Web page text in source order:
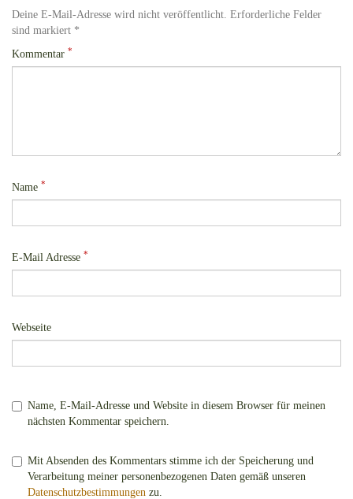
Deine E-Mail-Adresse wird nicht veröffentlicht. Erforderliche Felder
sind markiert *
Kommentar *
Name *
E-Mail Adresse *
Webseite
Name, E-Mail-Adresse und Website in diesem Browser für meinen
nächsten Kommentar speichern.
Mit Absenden des Kommentars stimme ich der Speicherung und
Verarbeitung meiner personenbezogenen Daten gemäß unseren
Datenschutzbestimmungen zu.